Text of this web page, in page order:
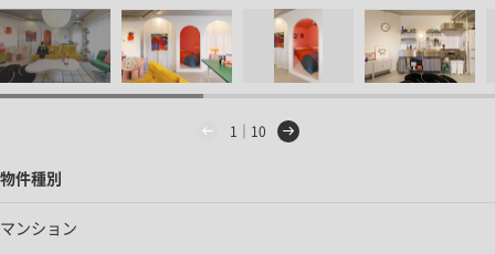
1｜10
物件種別
マンション